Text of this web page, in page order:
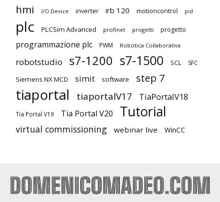
hmi I/O Device inverter irb 120 motioncontrol pid
plc PLCSim Advanced profinet progetti progetto
programmazione plc PWM Robotica Collaborativa
robotstudio s7-1200 s7-1500 SCL SFC
Siemens NX MCD simit software step 7
tiaportal tiaportalV17 TiaPortalV18
Tia Portal V19 Tia Portal V20 Tutorial
virtual commissioning webinar live WinCC